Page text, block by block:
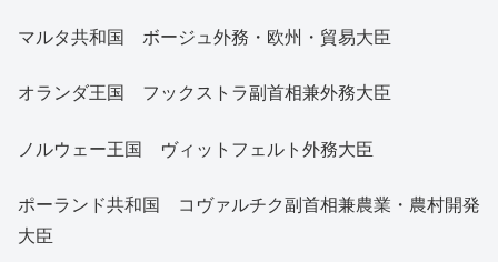
マルタ共和国 ボージュ外務・欧州・貿易大臣
オランダ王国 フックストラ副首相兼外務大臣
ノルウェー王国 ヴィットフェルト外務大臣
ポーランド共和国 コヴァルチク副首相兼農業・農村開発
大臣